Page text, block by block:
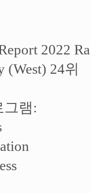
2022
(West) 24위
그램: